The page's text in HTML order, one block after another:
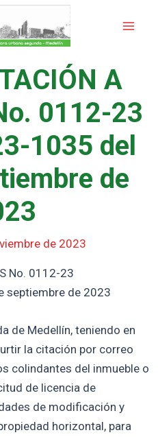
A
0112-23
1035 del
de
de 2023
No. 0112-23
septiembre de 2023
de Medellín, teniendo en
la citación por correo
colindantes del inmueble o
de licencia de
de modificación y
horizontal, para